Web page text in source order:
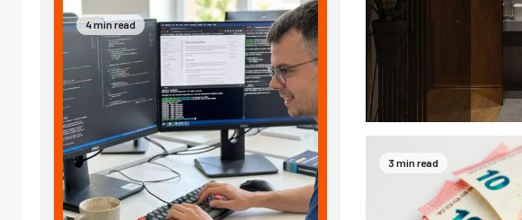
3 min read
4 min read